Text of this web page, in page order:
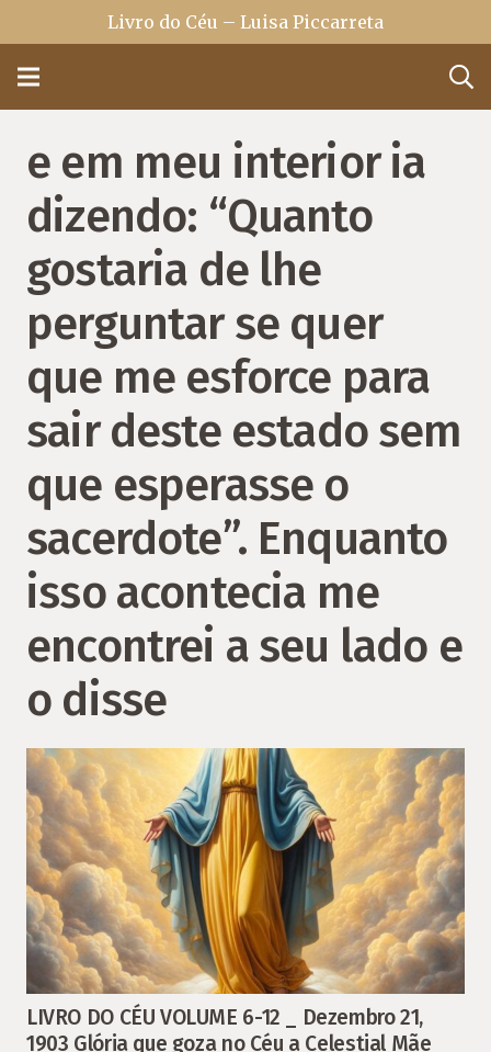
Livro do Céu – Luisa Piccarreta
e em meu interior ia
dizendo: “Quanto
gostaria de lhe
perguntar se quer
que me esforce para
sair deste estado sem
que esperasse o
sacerdote”. Enquanto
isso acontecia me
encontrei a seu lado e
o disse
LIVRO DO CÉU VOLUME 6-12 _ Dezembro 21,
1903 Glória que goza no Céu a Celestial Mãe